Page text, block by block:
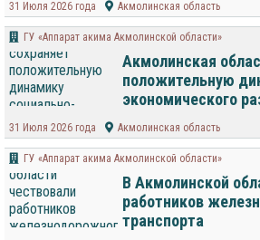
31 Июля 2026 года Акмолинская область
ГУ «Аппарат акима Акмолинской области»
Акмолинская
положительную
экономического
31 Июля 2026 года Акмолинская область
ГУ «Аппарат акима Акмолинской области»
В Акмолинской
работников
транспорта